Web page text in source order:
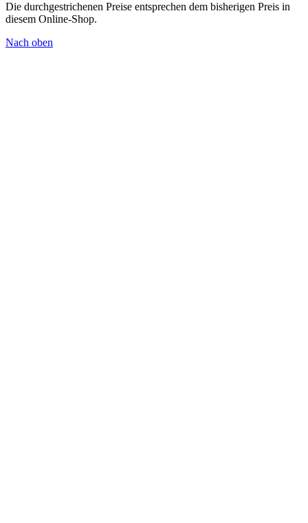
Die durchgestrichenen Preise entsprechen dem bisherigen Preis in
diesem Online-Shop.
Nach oben